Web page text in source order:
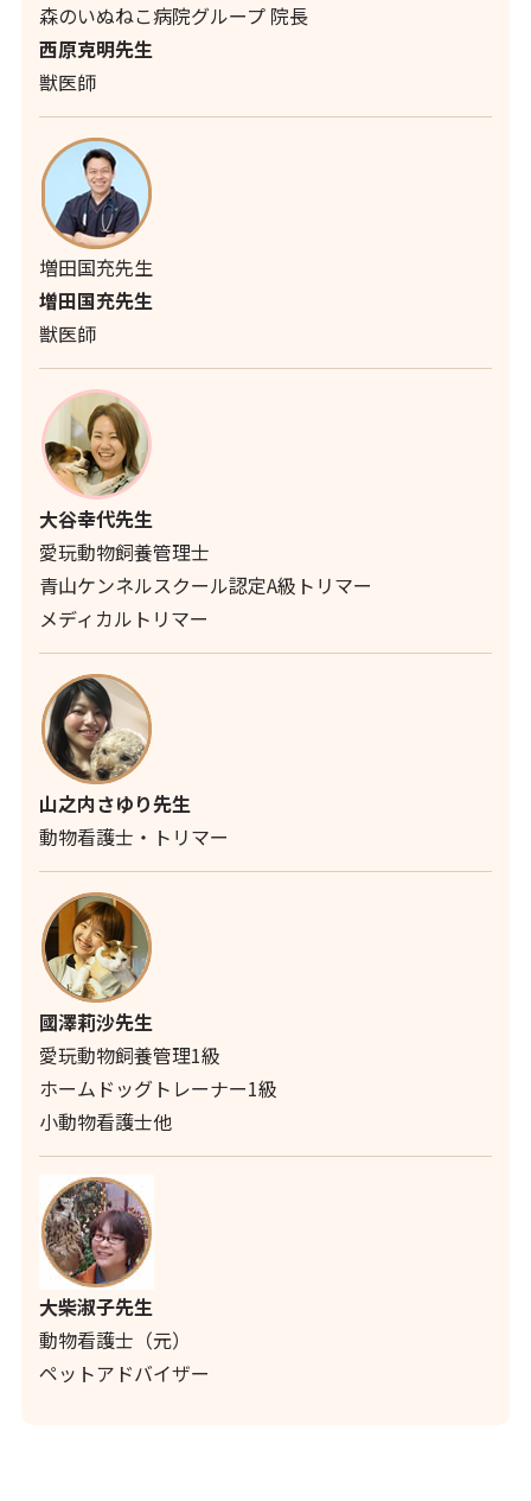
森のいぬねこ病院グループ 院長
西原克明先生
獣医師
増田国充先生
増田国充先生
獣医師
大谷幸代先生
愛玩動物飼養管理士
青山ケンネルスクール認定A級トリマー
メディカルトリマー
山之内さゆり先生
動物看護士・トリマー
國澤莉沙先生
愛玩動物飼養管理1級
ホームドッグトレーナー1級
小動物看護士他
大柴淑子先生
動物看護士（元）
ペットアドバイザー